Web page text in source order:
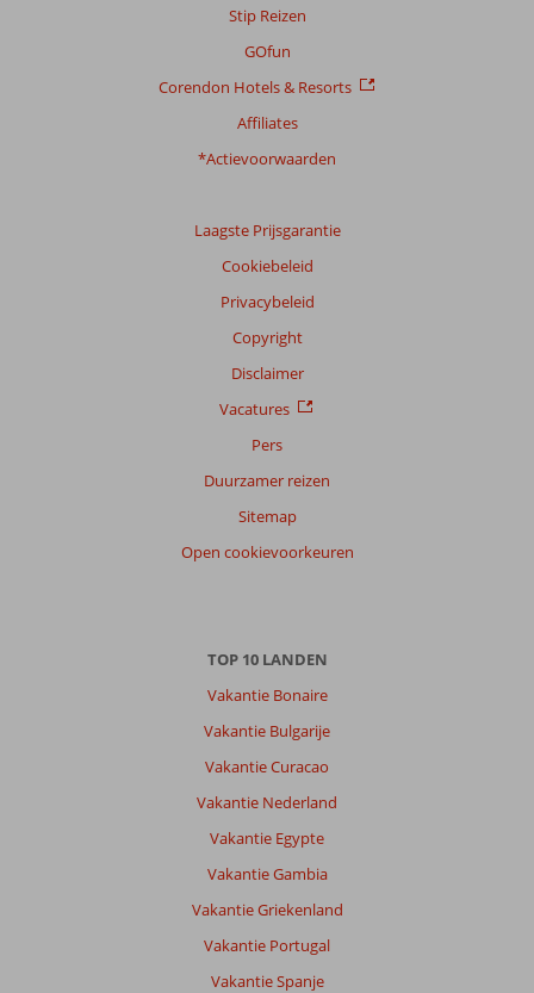
Stip Reizen
GOfun
Corendon Hotels & Resorts
Affiliates
*Actievoorwaarden
Laagste Prijsgarantie
Cookiebeleid
Privacybeleid
Copyright
Disclaimer
Vacatures
Pers
Duurzamer reizen
Sitemap
Open cookievoorkeuren
TOP 10 LANDEN
Vakantie Bonaire
Vakantie Bulgarije
Vakantie Curacao
Vakantie Nederland
Vakantie Egypte
Vakantie Gambia
Vakantie Griekenland
Vakantie Portugal
Vakantie Spanje